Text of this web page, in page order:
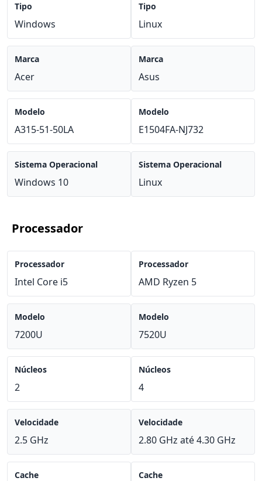
Tipo
Windows
Marca
Acer
Modelo
A315-51-50LA
Sistema Operacional
Windows 10
Tipo
Linux
Marca
Asus
Modelo
E1504FA-NJ732
Sistema Operacional
Linux
Processador
Processador
Intel Core i5
Modelo
7200U
Núcleos
2
Velocidade
2.5 GHz
Cache
Processador
AMD Ryzen 5
Modelo
7520U
Núcleos
4
Velocidade
2.80 GHz até 4.30 GHz
Cache